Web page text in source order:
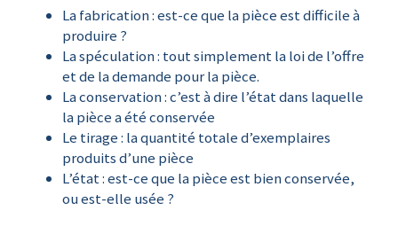
La fabrication : est-ce que la pièce est difficile à
produire ?
La spéculation : tout simplement la loi de l’offre
et de la demande pour la pièce.
La conservation : c’est à dire l’état dans laquelle
la pièce a été conservée
Le tirage : la quantité totale d’exemplaires
produits d’une pièce
L’état : est-ce que la pièce est bien conservée,
ou est-elle usée ?